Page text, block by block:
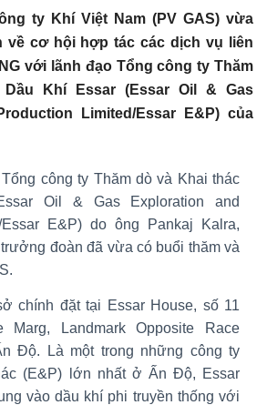
ty Khí Việt Nam (PV GAS) vừa
về cơ hội hợp tác các dịch vụ liên
với lãnh đạo Tổng công ty Thăm
Khí Essar (Essar Oil & Gas
Limited/Essar E&P) của
công ty Thăm dò và Khai thác
Oil & Gas Exploration and
Essar E&P) do ông Pankaj Kalra,
đoàn đã vừa có buổi thăm và
chính đặt tại Essar House, số 11
Marg, Landmark Opposite Race
Độ. Là một trong những công ty
(E&P) lớn nhất ở Ấn Độ, Essar
vào dầu khí phi truyền thống với